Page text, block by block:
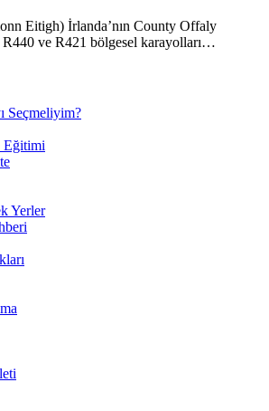
Eitigh) İrlanda’nın County Offaly
ve R421 bölgesel karayolları…
Seçmeliyim?
Eğitimi
Yerler